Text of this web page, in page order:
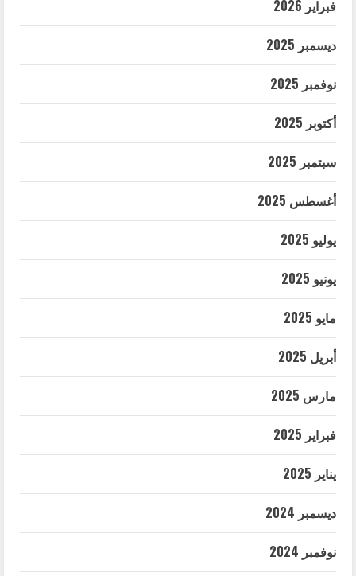
فبراير 2026
ديسمبر 2025
نوفمبر 2025
أكتوبر 2025
سبتمبر 2025
أغسطس 2025
يوليو 2025
يونيو 2025
مايو 2025
أبريل 2025
مارس 2025
فبراير 2025
يناير 2025
ديسمبر 2024
نوفمبر 2024